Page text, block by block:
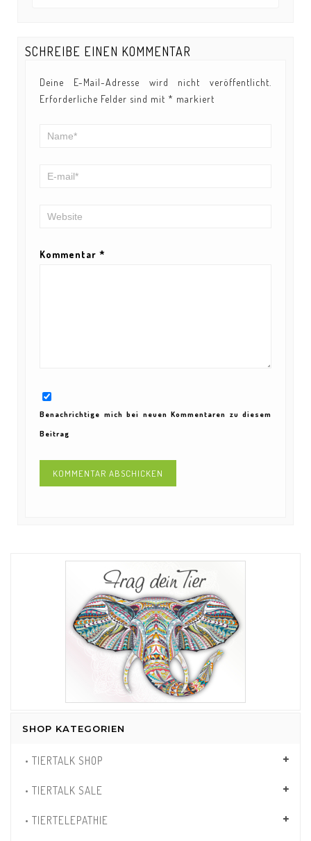
SCHREIBE EINEN KOMMENTAR
Deine E-Mail-Adresse wird nicht veröffentlicht.
Erforderliche Felder sind mit * markiert
Kommentar *
Benachrichtige mich bei neuen Kommentaren zu diesem
Beitrag
SHOP KATEGORIEN
• TIERTALK SHOP
• TIERTALK SALE
• TIERTELEPATHIE